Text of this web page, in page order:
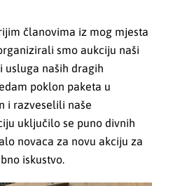
članovima iz mog mjesta
smo aukciju naši
usluga naših dragih
poklon paketa u
i razveselili naše
uključilo se puno divnih
novaca za novu akciju za
iskustvo.